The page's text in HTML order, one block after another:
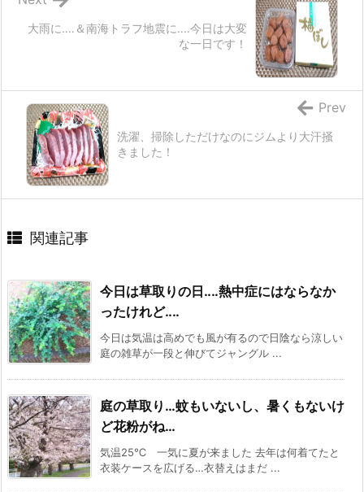
大雨に‥‥＆南海トラフ地震に‥‥今日は大変
な一日です！
洗濯、掃除しただけなのにジムより大汗掻
きました！
Prev
関連記事
今日は草取りの日‥‥熱中症にはならなか
ったけれど‥‥
今日は気温は高めでも風が有るので日陰なら涼しい
庭の雑草が一段と伸びてジャングル ...
庭の草取り…蚊もいないし、暑くもないけ
ど花粉がね…
気温25℃ 一気に夏が来ました 去年は何着てたと
衣装ケースを広げる…衣替えはまだ ...